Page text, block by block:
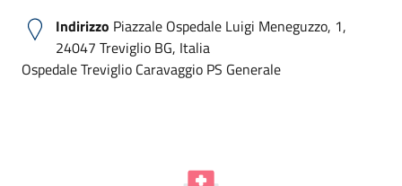
Indirizzo Piazzale Ospedale Luigi Meneguzzo, 1,
24047 Treviglio BG, Italia
Ospedale Treviglio Caravaggio PS Generale